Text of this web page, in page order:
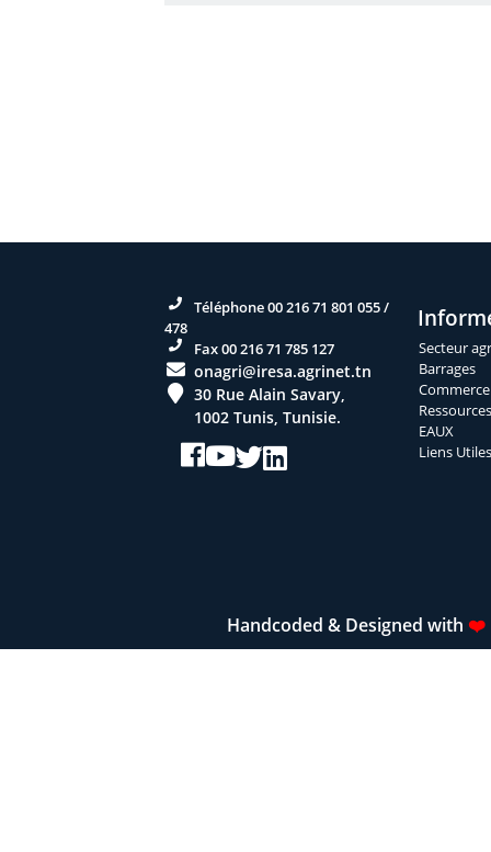
Téléphone 00 216 71 801 055 /
478
Fax 00 216 71 785 127
onagri@iresa.agrinet.tn
30 Rue Alain Savary,
1002 Tunis, Tunisie.
Secteur
Barrages
EAUX
Liens Utiles
Handcoded & Designed with ❤️